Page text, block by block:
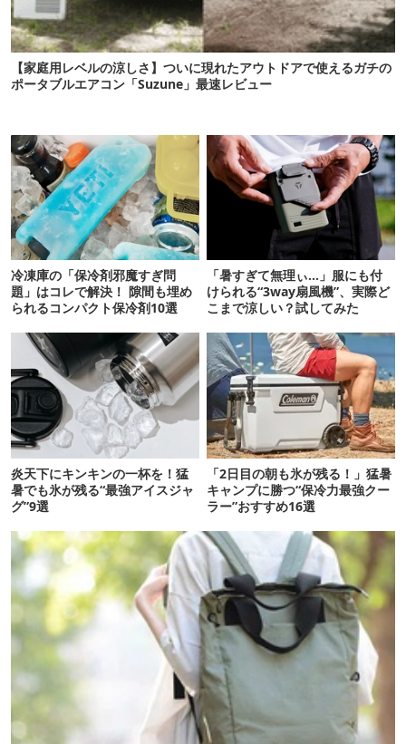
【家庭用レベルの涼しさ】ついに現れたアウトドアで使えるガチの
ポータブルエアコン「Suzune」最速レビュー
冷凍庫の「保冷剤邪魔すぎ問
題」はコレで解決！ 隙間も埋め
られるコンパクト保冷剤10選
「暑すぎて無理ぃ…」服にも付
けられる“3way扇風機”、実際ど
こまで涼しい？試してみた
炎天下にキンキンの一杯を！猛
暑でも氷が残る“最強アイスジャ
グ”9選
「2日目の朝も氷が残る！」猛暑
キャンプに勝つ“保冷力最強クー
ラー”おすすめ16選